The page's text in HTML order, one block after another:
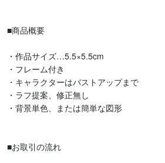
■商品概要
・作品サイズ…5.5×5.5cm
・フレーム付き
・キャラクターはバストアップまで
・ラフ提案、修正無し
・背景単色、または簡単な図形
■お取引の流れ